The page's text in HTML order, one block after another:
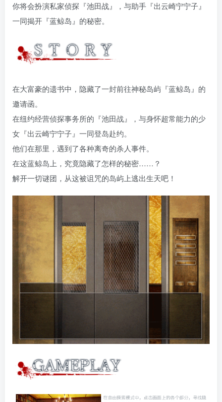
你将会扮演私家侦探『池田战』，与助手『出云崎宁宁子』
一同揭开『蓝鲸岛』的秘密。
在大富豪的遗书中，隐藏了一封前往神秘岛屿『蓝鲸岛』的
邀请函。
在纽约经营侦探事务所的『池田战』，与身怀超常能力的少
女『出云崎宁宁子』一同登岛赴约。
他们在那里，遇到了各种离奇的杀人事件。
在这蓝鲸岛上，究竟隐藏了怎样的秘密……？
解开一切谜团，从这被诅咒的岛屿上逃出生天吧！